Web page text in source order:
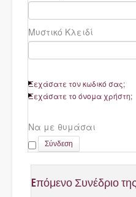
Μυστικό Κλειδί
Ξεχάσατε τον κωδικό σας;
Ξεχάσατε το όνομα χρήστη;
Να με θυμάσαι
Σύνδεση
Eπόμενο Συνέδριοτης